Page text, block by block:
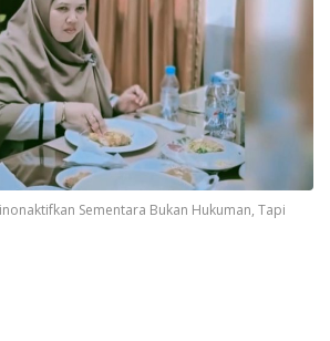
Sementara Bukan Hukuman, Tapi